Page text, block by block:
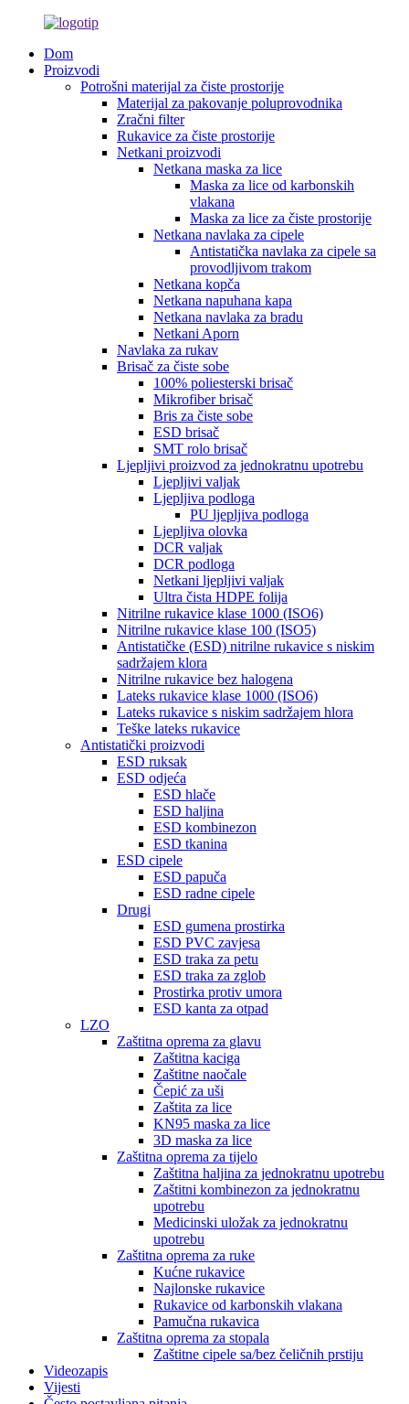
Dom
Proizvodi
Potrošni materijal za čiste prostorije
Materijal za pakovanje poluprovodnika
Zračni filter
Rukavice za čiste prostorije
Netkani proizvodi
Netkana maska ​​za lice
Maska za lice od karbonskih
vlakana
Maska za lice za čiste prostorije
Netkana navlaka za cipele
Antistatička navlaka za cipele sa
provodljivom trakom
Netkana kopča
Netkana napuhana kapa
Netkana navlaka za bradu
Netkani Aporn
Navlaka za rukav
Brisač za čiste sobe
100% poliesterski brisač
Mikrofiber brisač
Bris za čiste sobe
ESD brisač
SMT rolo brisač
Ljepljivi proizvod za jednokratnu upotrebu
Ljepljivi valjak
Ljepljiva podloga
PU ljepljiva podloga
Ljepljiva olovka
DCR valjak
DCR podloga
Netkani ljepljivi valjak
Ultra čista HDPE folija
Nitrilne rukavice klase 1000 (ISO6)
Nitrilne rukavice klase 100 (ISO5)
Antistatičke (ESD) nitrilne rukavice s niskim
sadržajem klora
Nitrilne rukavice bez halogena
Lateks rukavice klase 1000 (ISO6)
Lateks rukavice s niskim sadržajem hlora
Teške lateks rukavice
Antistatički proizvodi
ESD ruksak
ESD odjeća
ESD hlače
ESD haljina
ESD kombinezon
ESD tkanina
ESD cipele
ESD papuča
ESD radne cipele
Drugi
ESD gumena prostirka
ESD PVC zavjesa
ESD traka za petu
ESD traka za zglob
Prostirka protiv umora
ESD kanta za otpad
LZO
Zaštitna oprema za glavu
Zaštitna kaciga
Zaštitne naočale
Čepić za uši
Zaštita za lice
KN95 maska ​​za lice
3D maska ​​za lice
Zaštitna oprema za tijelo
Zaštitna haljina za jednokratnu upotrebu
Zaštitni kombinezon za jednokratnu
upotrebu
Medicinski uložak za jednokratnu
upotrebu
Zaštitna oprema za ruke
Kućne rukavice
Najlonske rukavice
Rukavice od karbonskih vlakana
Pamučna rukavica
Zaštitna oprema za stopala
Zaštitne cipele sa/bez čeličnih prstiju
Videozapis
Vijesti